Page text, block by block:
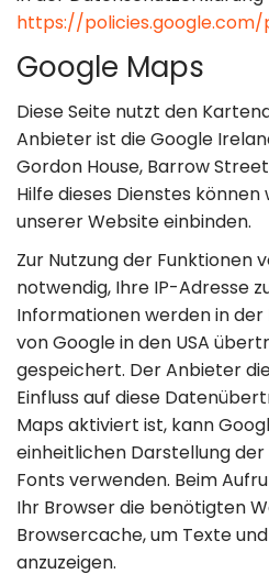
https://
Google Maps
Diese Seite nutzt den
Anbieter ist die Google
Gordon House, Barrow
Hilfe dieses Dienstes
unserer Website einbinden.
Zur Nutzung der Funktionen
notwendig, Ihre IP-Adresse
Informationen werden in der
von Google in den USA
gespeichert. Der Anbieter
Einfluss auf diese
Maps aktiviert ist, kann
einheitlichen Darstellung
Fonts verwenden. Beim
Ihr Browser die benötigten
Browsercache, um Texte
anzuzeigen.